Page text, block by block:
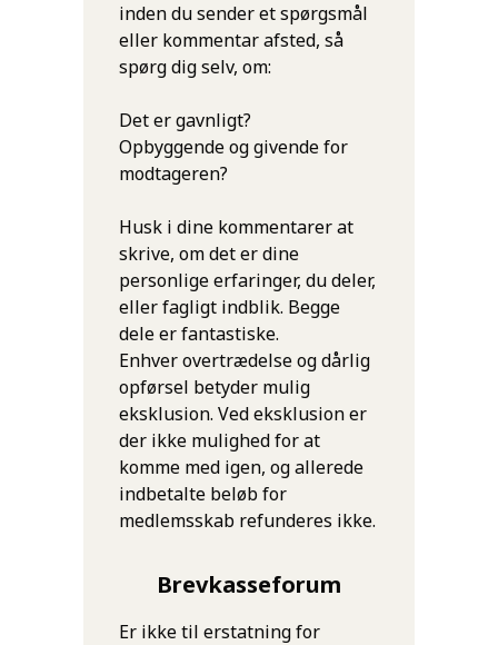
inden du sender et spørgsmål
eller kommentar afsted, så
spørg dig selv, om:
Det er gavnligt?
Opbyggende og givende for
modtageren?
Husk i dine kommentarer at
skrive, om det er dine
personlige erfaringer, du deler,
eller fagligt indblik. Begge
dele er fantastiske.
Enhver overtrædelse og dårlig
opførsel betyder mulig
eksklusion. Ved eksklusion er
der ikke mulighed for at
komme med igen, og allerede
indbetalte beløb for
medlemsskab refunderes ikke.
Brevkasseforum
Er ikke til erstatning for